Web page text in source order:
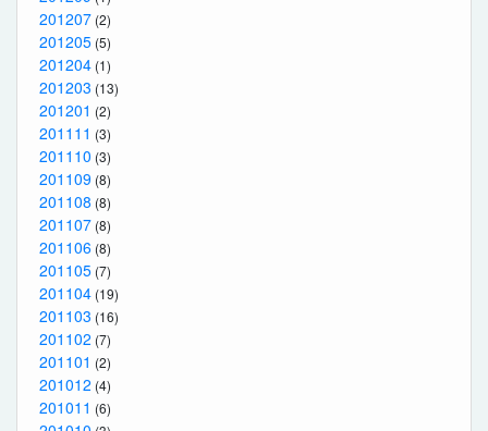
201207 (2)
201205 (5)
201204 (1)
201203 (13)
201201 (2)
201111 (3)
201110 (3)
201109 (8)
201108 (8)
201107 (8)
201106 (8)
201105 (7)
201104 (19)
201103 (16)
201102 (7)
201101 (2)
201012 (4)
201011 (6)